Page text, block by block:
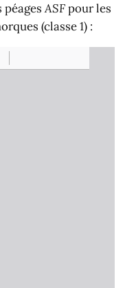
péagesASFpour les
(classe 1) :